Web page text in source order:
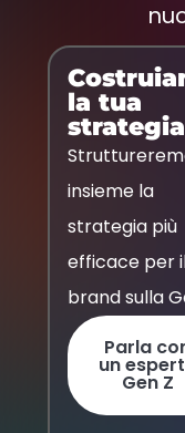
la tua
strategia
insieme la
strategia più
efficace per
brand sulla
Parla
un
Gen Z